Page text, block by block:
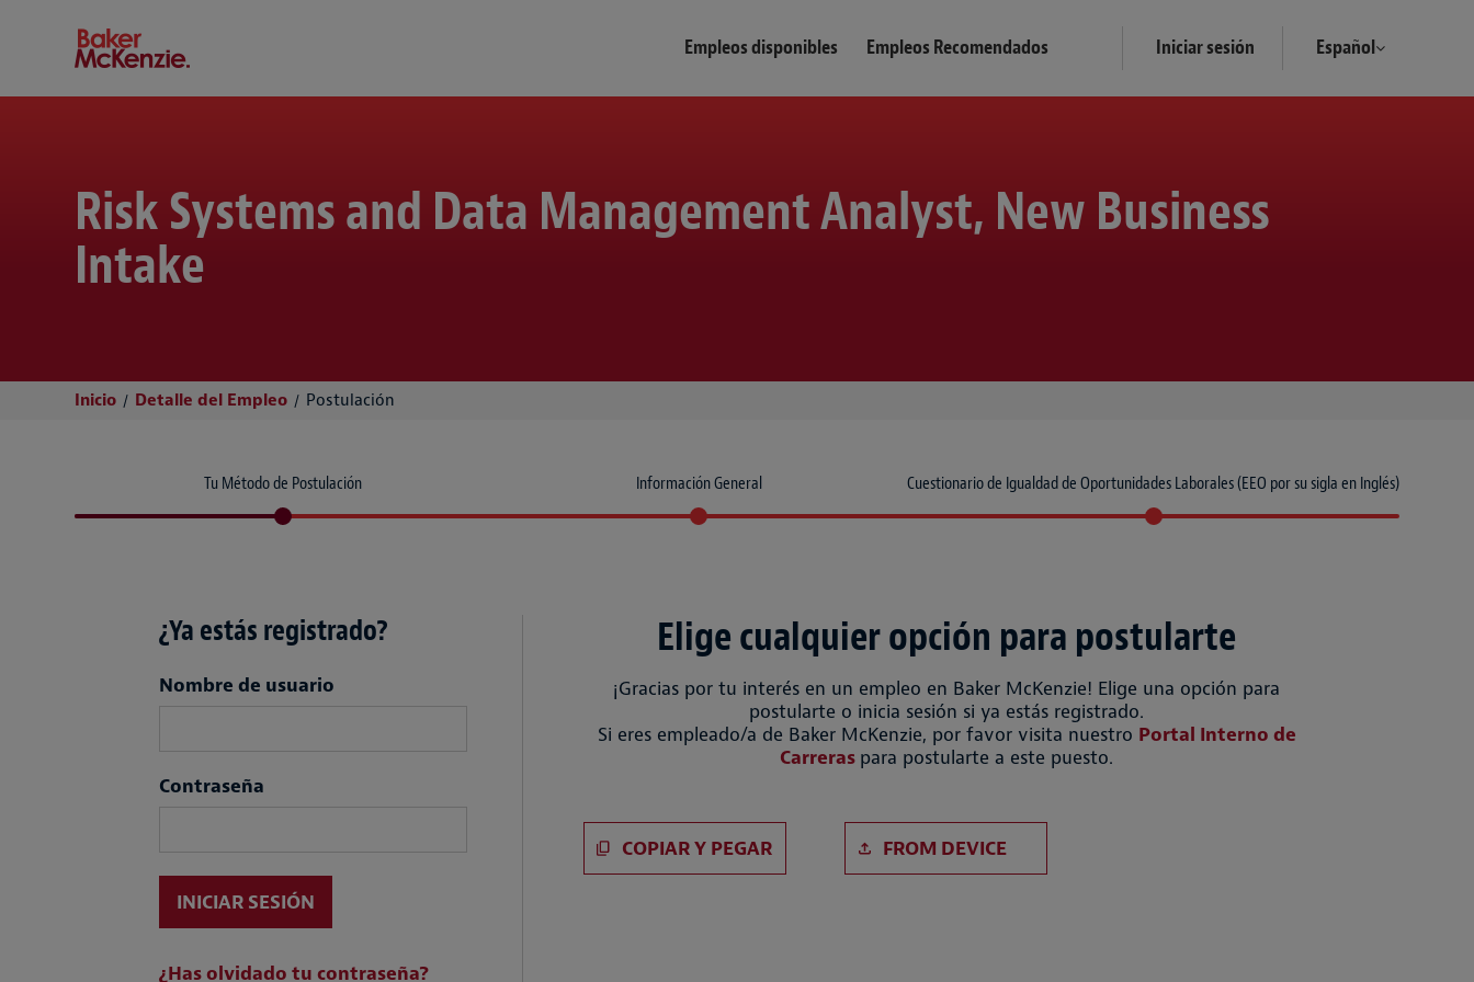
Empleos disponibles Empleos Recomendados Iniciar sesión Español
Baker McKenzie
Risk Systems and Data Management Analyst, New Business
Intake
Inicio Detalle del Empleo Postulación
Tu Método de Postulación Información General Cuestionario de Igualdad de Oportunidades Laborales (EEO por su sigla en Inglés)
¿Ya estás registrado?
Login
Nombre de usuario
Contraseña
INICIAR SESIÓN
¿Has olvidado tu contraseña?
Elige cualquier opción para postularte
¡Gracias por tu interés en un empleo en Baker McKenzie! Elige una opción para
postularte o inicia sesión si ya estás registrado.
Si eres empleado/a de Baker McKenzie, por favor visita nuestro Portal Interno de
Carreras para postularte a este puesto.
COPIAR Y PEGAR FROM DEVICE